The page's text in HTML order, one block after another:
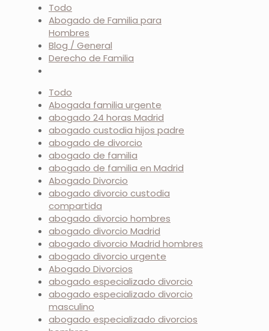
Todo
Abogado de Familia para
Hombres
Blog / General
Derecho de Familia
Todo
Abogada familia urgente
abogado 24 horas Madrid
abogado custodia hijos padre
abogado de divorcio
abogado de familia
abogado de familia en Madrid
Abogado Divorcio
abogado divorcio custodia
compartida
abogado divorcio hombres
abogado divorcio Madrid
abogado divorcio Madrid hombres
abogado divorcio urgente
Abogado Divorcios
abogado especializado divorcio
abogado especializado divorcio
masculino
abogado especializado divorcios